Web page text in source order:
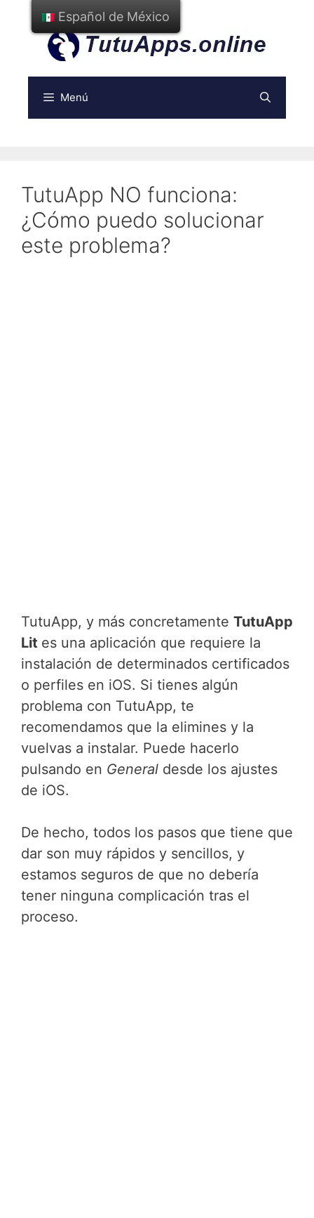
contenido
Menú
TutuApp NO funciona:
¿Cómo puedo solucionar
este problema?
TutuApp, y más concretamente TutuApp
Lit es una aplicación que requiere la
instalación de determinados certificados
o perfiles en iOS. Si tienes algún
problema con TutuApp, te
recomendamos que la elimines y la
vuelvas a instalar. Puede hacerlo
pulsando en General desde los ajustes
de iOS.
De hecho, todos los pasos que tiene que
dar son muy rápidos y sencillos, y
estamos seguros de que no debería
tener ninguna complicación tras el
proceso.
Español de México